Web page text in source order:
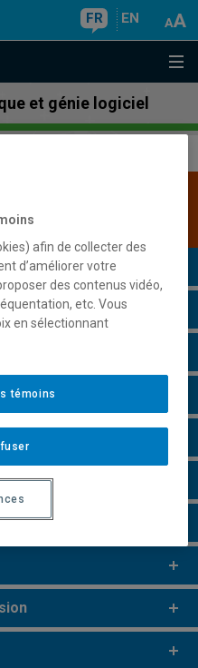
FR EN
et génie logiciel
la consulter
afin de collecter des
d’améliorer votre
des contenus vidéo,
etc. Vous
en sélectionnant
témoins